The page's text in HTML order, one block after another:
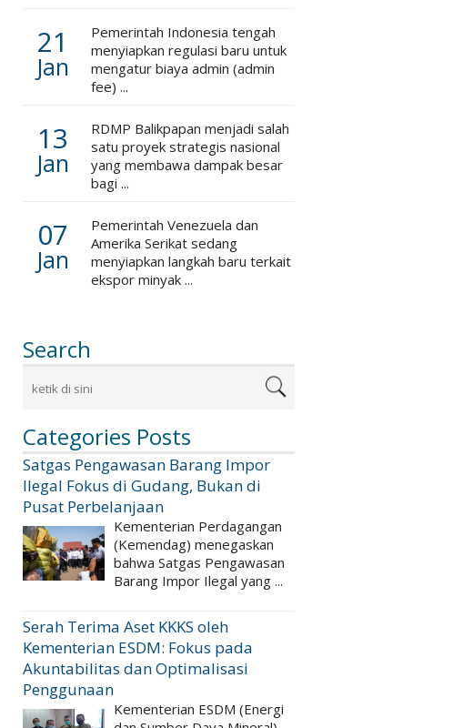
21
Jan
Pemerintah Indonesia tengah
menyiapkan regulasi baru untuk
mengatur biaya admin (admin
fee) ...
13
Jan
RDMP Balikpapan menjadi salah
satu proyek strategis nasional
yang membawa dampak besar
bagi ...
07
Jan
Pemerintah Venezuela dan
Amerika Serikat sedang
menyiapkan langkah baru terkait
ekspor minyak ...
Search
Categories Posts
Satgas Pengawasan Barang Impor
Ilegal Fokus di Gudang, Bukan di
Pusat Perbelanjaan
Kementerian Perdagangan
(Kemendag) menegaskan
bahwa Satgas Pengawasan
Barang Impor Ilegal yang ...
Serah Terima Aset KKKS oleh
Kementerian ESDM: Fokus pada
Akuntabilitas dan Optimalisasi
Penggunaan
Kementerian ESDM (Energi